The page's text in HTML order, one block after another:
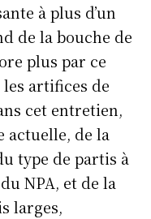
à plus d’un
de la bouche de
plus par ce
artifices de
cet entretien,
actuelle, de la
type de partis à
NPA, et de la
larges,